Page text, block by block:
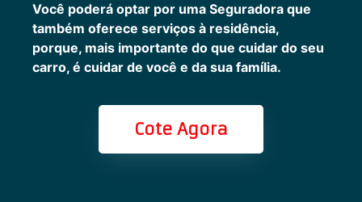
Você poderá optar por uma Seguradora que
também oferece serviços à residência,
porque, mais importante do que cuidar do seu
carro, é cuidar de você e da sua família.
Cote Agora